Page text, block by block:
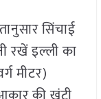
सिंचाई
रखें इल्ली का
मीटर)